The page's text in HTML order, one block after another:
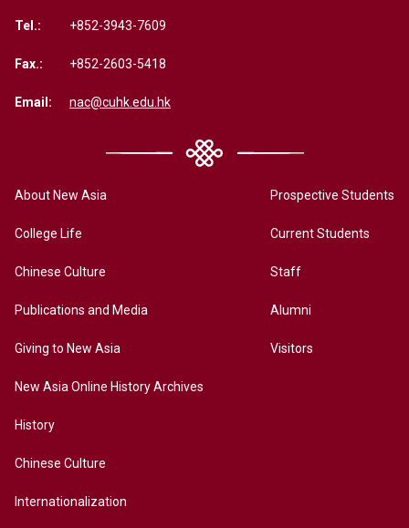
Tel.: +852-3943-7609
Fax.: +852-2603-5418
Email: nac@cuhk.edu.hk
About New Asia
College Life
Chinese Culture
Publications and Media
Giving to New Asia
New Asia Online History Archives
History
Chinese Culture
Internationalization
Prospective Students
Current Students
Staff
Alumni
Visitors